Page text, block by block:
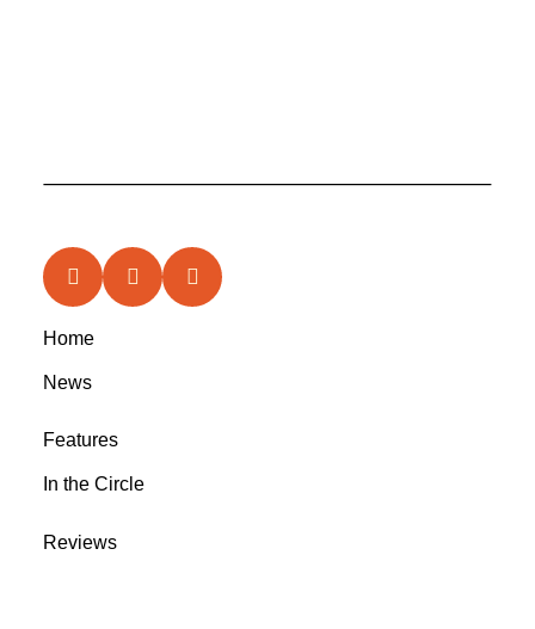
Home
News
Features
In the Circle
Reviews